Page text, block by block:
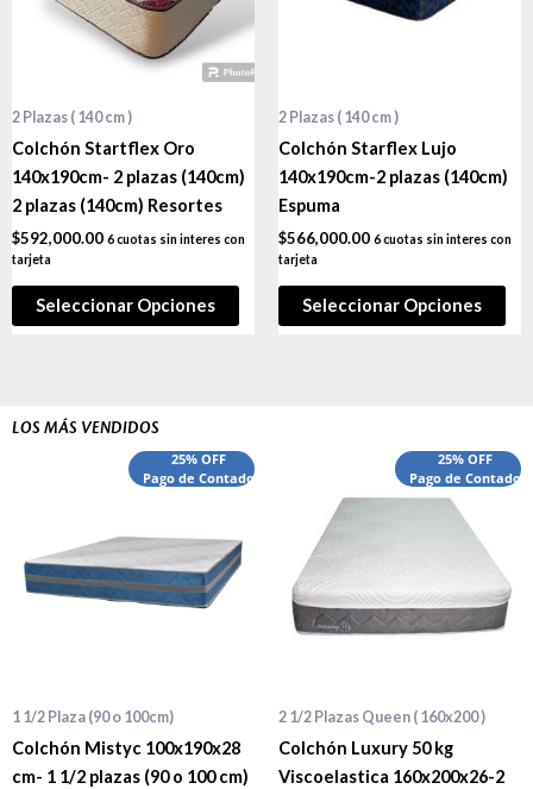
2 Plazas ( 140 cm )
Colchón Startflex Oro
140x190cm- 2 plazas (140cm)
2 plazas (140cm) Resortes
$592,000.00 6 cuotas sin interes con
tarjeta
Seleccionar Opciones
2 Plazas ( 140 cm )
Colchón Starflex Lujo
140x190cm-2 plazas (140cm)
Espuma
$566,000.00 6 cuotas sin interes con
tarjeta
Seleccionar Opciones
LOS MÁS VENDIDOS
25% OFF
Pago de Contado
1 1/2 Plaza (90 o 100cm)
Colchón Mistyc 100x190x28
cm- 1 1/2 plazas (90 o 100 cm)
precio
$540,000.00.
El
precio
$440,000.00.
25% OFF
Pago de Contado
2 1/2 Plazas Queen ( 160x200 )
Colchón Luxury 50 kg
Viscoelastica 160x200x26-2
El
precio
original
$1,660,000.00.
El